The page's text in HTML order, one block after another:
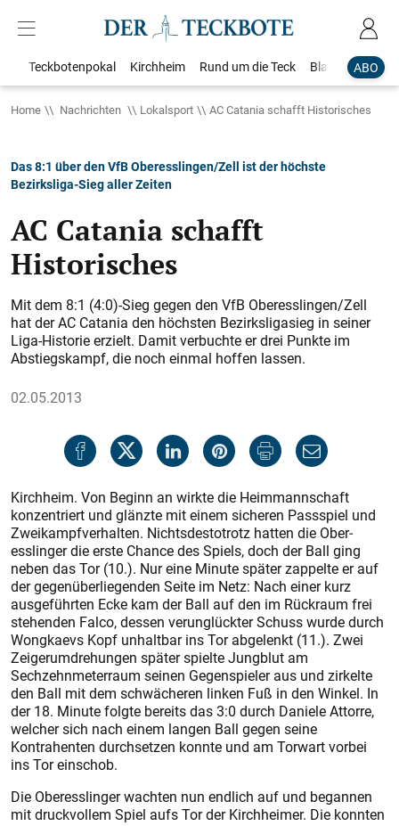
ABO
Teckbotenpokal Kirchheim Rund um die Teck Blaulicht
Home Nachrichten Lokalsport AC Catania schafft Historisches
Das 8:1 über den VfB Oberesslingen/Zell ist der höchste
Bezirksliga-Sieg aller Zeiten
AC Catania schafft
Historisches
Mit dem 8:1 (4:0)-Sieg gegen den VfB Oberesslingen/Zell
hat der AC Catania den höchsten Bezirksligasieg in seiner
Liga-Historie erzielt. Damit verbuchte er drei Punkte im
Abstiegskampf, die noch einmal hoffen lassen.
02.05.2013
Kirchheim. Von Beginn an wirkte die Heimmannschaft
konzentriert und glänzte mit einem sicheren Passspiel und
Zweikampfverhalten. Nichtsdestotrotz hatten die Ober­
esslinger die erste Chance des Spiels, doch der Ball ging
neben das Tor (10.). Nur eine Minute später zappelte er auf
der gegenüberliegenden Seite im Netz: Nach einer kurz
ausgeführten Ecke kam der Ball auf den im Rückraum frei
stehenden Falco, dessen verunglückter Schuss wurde durch
Wongkaevs Kopf unhaltbar ins Tor abgelenkt (11.). Zwei
Zeigerumdrehungen später spielte Jungblut am
Sechzehnmeterraum seinen Gegenspieler aus und zirkelte
den Ball mit dem schwächeren linken Fuß in den Winkel. In
der 18. Minute folgte bereits das 3:0 durch Daniele Attorre,
welcher sich nach einem langen Ball gegen seine
Kontrahenten durchsetzen konnte und am Torwart vorbei
ins Tor einschob.
Die Oberesslinger wachten nun endlich auf und begannen
mit druckvollem Spiel aufs Tor der Kirchheimer. Die konnten